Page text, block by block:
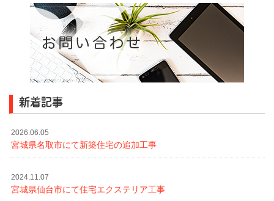
新着記事
2026.06.05
宮城県名取市にて新築住宅の追加工事
2024.11.07
宮城県仙台市にて住宅エクステリア工事